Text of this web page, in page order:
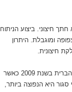
חיצוני. ביצוע הניתוח
ומוגבלת. היתרון
חיצונית.
הוא הניתוח הפלסטי הרביעי הכי נפוץ בארצות הברית בשנת 2009 כאשר
סגור היא הנפוצה ביותר,